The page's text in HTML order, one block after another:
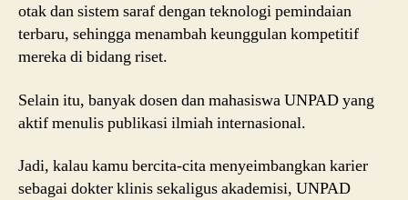
otak dan sistem saraf dengan teknologi pemindaian
terbaru, sehingga menambah keunggulan kompetitif
mereka di bidang riset.
Selain itu, banyak dosen dan mahasiswa UNPAD yang
aktif menulis publikasi ilmiah internasional.
Jadi, kalau kamu bercita-cita menyeimbangkan karier
sebagai dokter klinis sekaligus akademisi, UNPAD